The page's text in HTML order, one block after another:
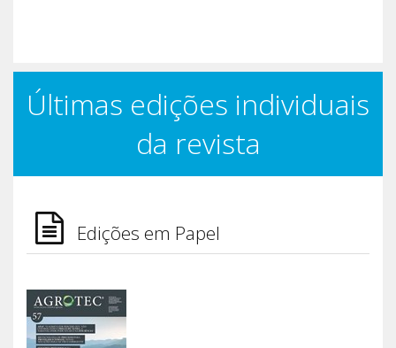
Últimas edições individuais
da revista
Edições em Papel